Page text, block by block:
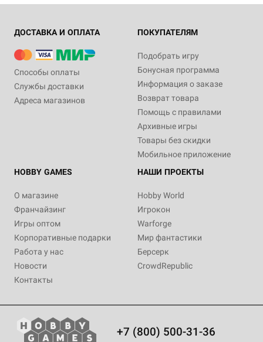
ДОСТАВКА И ОПЛАТА
Способы оплаты
Службы доставки
Адреса магазинов
ПОКУПАТЕЛЯМ
Подобрать игру
Бонусная программа
Информация о заказе
Возврат товара
Помощь с правилами
Архивные игры
Товары без скидки
Мобильное приложение
HOBBY GAMES
О магазине
Франчайзинг
Игры оптом
Корпоративные подарки
Работа у нас
Новости
Контакты
НАШИ ПРОЕКТЫ
Hobby World
Игрокон
Warforge
Мир фантастики
Берсерк
CrowdRepublic
+7 (800) 500-31-36